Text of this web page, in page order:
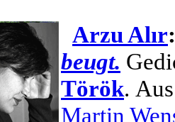
Arzu Alır
beugt.
Török.
Martin